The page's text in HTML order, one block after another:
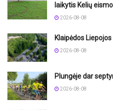
laikytis Kelių
2026-08-08
Klaipėdos
2026-08-08
Plungėje dar
2026-08-08